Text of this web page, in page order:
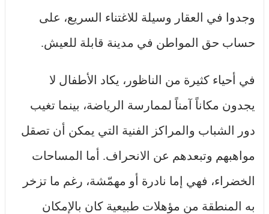
وجدوا في العقار وسيلة للاغتناء السريع، على
حساب حق المواطن في مدينة قابلة للعيش.
في أحياء كثيرة من الناظور، يكاد الأطفال لا
يجدون مكاناً آمناً لممارسة الرياضة، بينما تغيب
دور الشباب والمراكز الفنية التي يمكن أن تصقل
مواهبهم وتبعدهم عن الانحراف. أما المساحات
الخضراء، فهي إما نادرة أو مهمّشة، رغم ما تزخر
به المنطقة من مؤهلات طبيعية كان بالإمكان